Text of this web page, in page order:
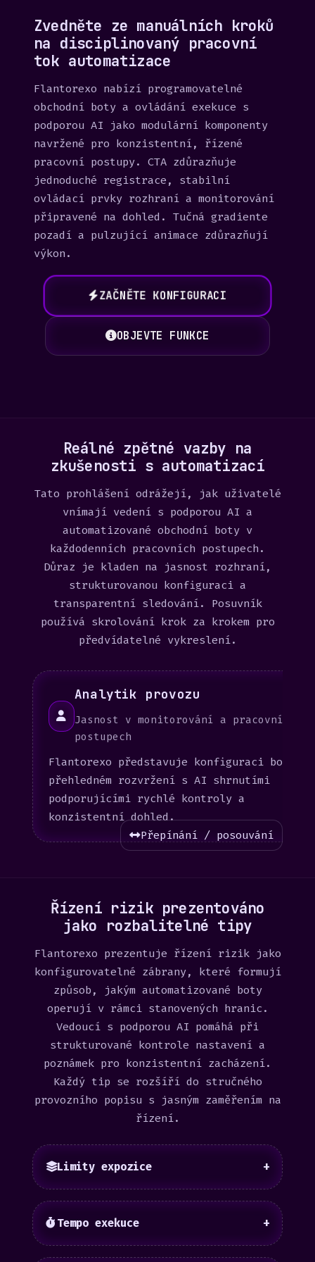
Zvedněte ze manuálních kroků
na disciplinovaný pracovní
tok automatizace
Flantorexo nabízí programovatelné
obchodní boty a ovládání exekuce s
podporou AI jako modulární komponenty
navržené pro konzistentní, řízené
pracovní postupy. CTA zdůrazňuje
jednoduché registrace, stabilní
ovládací prvky rozhraní a monitorování
připravené na dohled. Tučná gradiente
pozadí a pulzující animace zdůrazňují
výkon.
ZAČNĚTE KONFIGURACI
OBJEVTE FUNKCE
Reálné zpětné vazby na
zkušenosti s automatizací
Tato prohlášení odrážejí, jak uživatelé
vnímají vedení s podporou AI a
automatizované obchodní boty v
každodenních pracovních postupech.
Důraz je kladen na jasnost rozhraní,
strukturovanou konfiguraci a
transparentní sledování. Posuvník
používá skrolování krok za krokem pro
předvídatelné vykreslení.
Analytik provozu
Jasnost v monitorování a pracovních
postupech
Flantorexo představuje konfiguraci botů v
přehledném rozvržení s AI shrnutími
podporujícími rychlé kontroly a
konzistentní dohled.
Přepínání / posouvání
Řízení rizik prezentováno
jako rozbalitelné tipy
Flantorexo prezentuje řízení rizik jako
konfigurovatelné zábrany, které formují
způsob, jakým automatizované boty
operují v rámci stanovených hranic.
Vedoucí s podporou AI pomáhá při
strukturované kontrole nastavení a
poznámek pro konzistentní zacházení.
Každý tip se rozšíří do stručného
provozního popisu s jasným zaměřením na
řízení.
Limity expozice +
Tempo exekuce +